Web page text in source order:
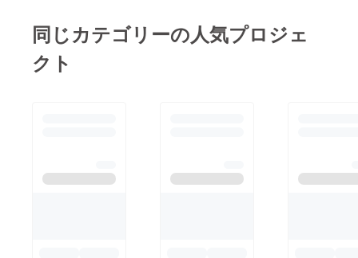
同じカテゴリーの人気プロジェ
クト